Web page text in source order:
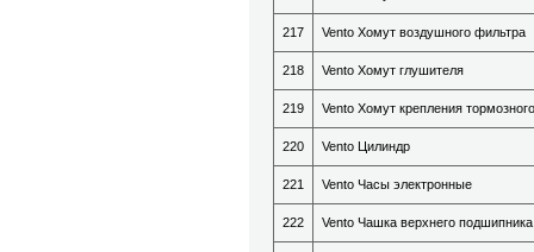
217 Vento Хомут воздушного фильтра
218 Vento Хомут глушителя
219 Vento Хомут крепления
220 Vento Цилиндр
221 Vento Часы электронные
222 Vento Чашка верхнего